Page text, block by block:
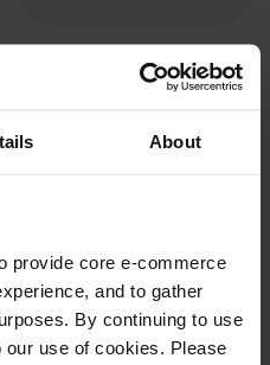
About
provide core e-commerce
and to gather
By continuing to use
use of cookies. Please
AJOUTER AU